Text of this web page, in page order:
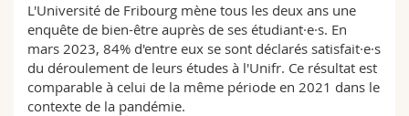
L'Université de Fribourg mène tous les deux ans une
enquête de bien-être auprès de ses étudiant·e·s. En
mars 2023, 84% d'entre eux se sont déclarés satisfait·e·s
du déroulement de leurs études à l'Unifr. Ce résultat est
comparable à celui de la même période en 2021 dans le
contexte de la pandémie.